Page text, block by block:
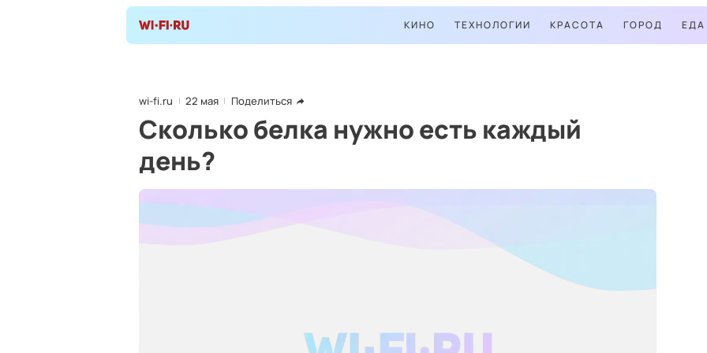
КИНО ТЕХНОЛОГИИ КРАСОТА ГОРОД ЕДА
wi-fi.ru 22 мая Поделиться
Сколько белка нужно есть каждый
день?